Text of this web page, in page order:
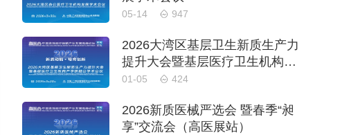
05-14 947
2026大湾区基层卫生新质生产力
提升大会暨基层医疗卫生机构产
学研融合学术会议
01-05 424
2026新质医械严选会 暨春季“昶
享”交流会（高医展站）